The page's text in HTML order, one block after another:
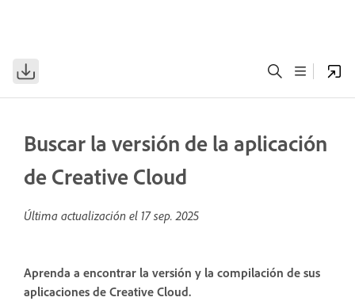
Buscar la versión de la aplicación
de Creative Cloud
Última actualización el 17 sep. 2025
Aprenda a encontrar la versión y la compilación de sus
aplicaciones de Creative Cloud.